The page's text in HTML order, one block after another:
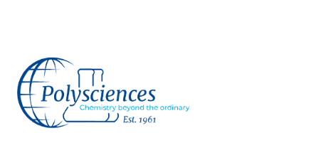
產品資訊
最新消息